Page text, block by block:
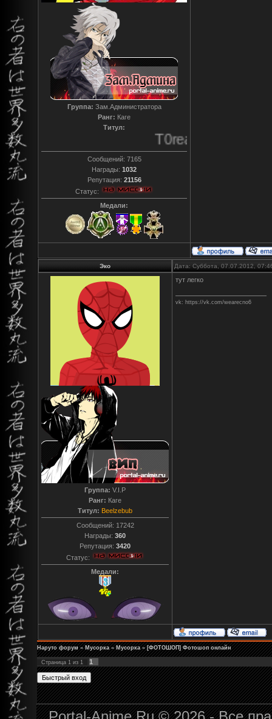
Группа: Зам.Администратора
Ранг: Каге
Титул:
T0reador xD
Сообщений: 7165
Награды: 1032
Репутация: 21156
Статус:
Медали:
Эко Дата: Суббота, 07.07.2012,
Группа: V.I.P
Ранг: Каге
Титул: Beelzebub
Сообщений: 17242
Награды: 360
Репутация: 3420
Статус:
Медали:
тут легко
vk: https://vk.com/wearecno6
Наруто форум » Мусорка » Мусорка » [ФОТОШОП] Фотошоп онлайн
Страница 1 из 1 1